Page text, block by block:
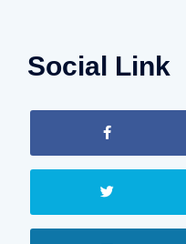
Social Link